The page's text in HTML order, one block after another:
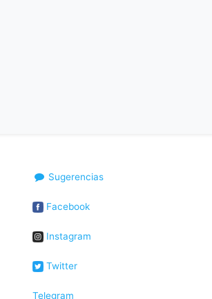
Sugerencias
Facebook
Instagram
Twitter
Telegram